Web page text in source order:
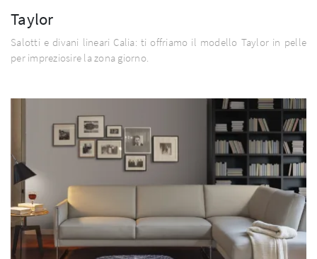
Taylor
Salotti e divani lineari Calia: ti offriamo il modello Taylor in pelle
per impreziosire la zona giorno.